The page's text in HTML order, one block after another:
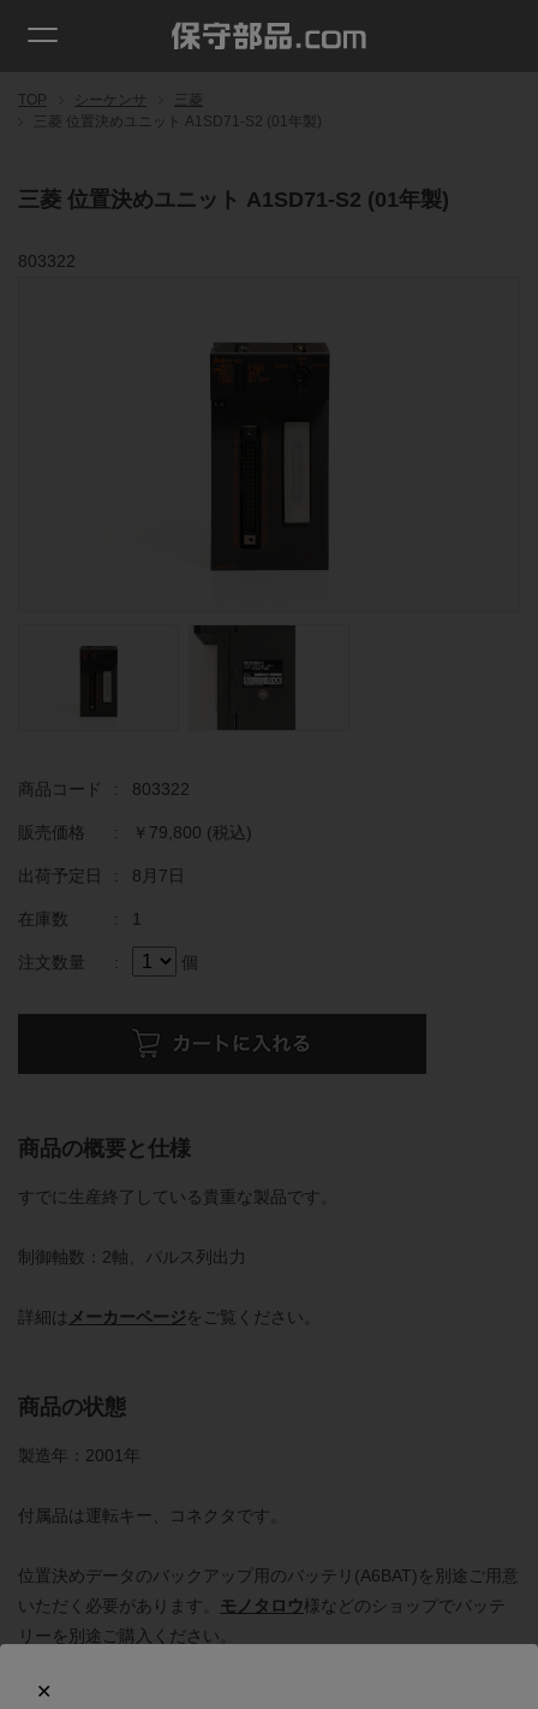
TOP シーケンサ
三菱
三菱 位置決めユニット A1SD71-S2 (01年製)
三菱 位置決めユニット A1SD71-S2 (01年製)
803322
商品コード : 803322
販売価格 : ￥79,800 (税込)
出荷予定日 : 8月7日
在庫数 : 1
注文数量 : 個
商品の概要と仕様
すでに生産終了している貴重な製品です。
制御軸数：2軸、パルス列出力
詳細は メーカーページをご覧ください。
商品の状態
製造年：2001年
付属品は運転キー、コネクタです。
位置決めデータのバックアップ用のバッテリ(A6BAT)を別途ご用意
いただく必要があります。 モノタロウ様などのショップでバッテ
リーを別途ご購入ください。
梱包箱は長期保管に伴うキズや汚れが目立つため、当社で破棄し